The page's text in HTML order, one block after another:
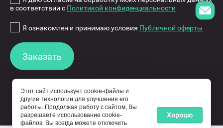
в соответствии с Политикой конфиденциальности
Я ознакомлен и принимаю условия Публичной оферты
Заказать
© 2015-2026 eco-wheels.ru - обладатель прав
на все материалы сайта.
Этот сайт использует cookie-файлы и
другие технологии для улучшения его
работы. Продолжая работу с сайтом, Вы
разрешаете использование cookie-
файлов. Вы всегда можете отключить
Хорошо